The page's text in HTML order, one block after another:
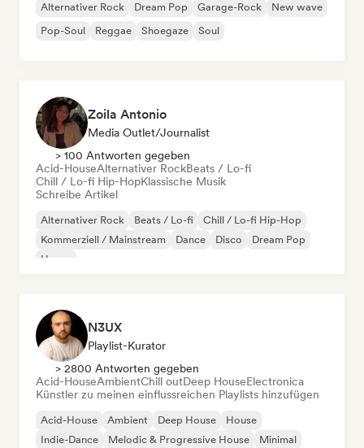
Alternativer Rock Dream Pop Garage-Rock
New wave
Pop-Soul
Reggae Shoegaze Soul
Zoila Antonio
Media Outlet/Journalist
> 100 Antworten gegeben
Acid-HouseAlternativer RockBeats / Lo-fi
Chill / Lo-fi Hip-HopKlassische Musik
Schreibe Artikel
Alternativer Rock Beats / Lo-fi
Chill / Lo-fi Hip-Hop
Kommerziell / Mainstream
Dance Disco
Dream Pop
House
N3UX
Playlist-Kurator
> 2800 Antworten gegeben
Acid-HouseAmbientChill outDeep HouseElectronica
Künstler zu meinen einflussreichen Playlists hinzufügen
Acid-House Ambient Deep House
House
Indie-Dance
Melodic & Progressive House
Minimal